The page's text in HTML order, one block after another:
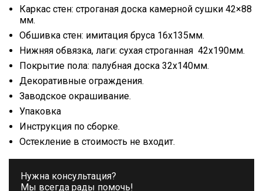
Каркас стен: строганая доска камерной сушки 42×88
мм.
Обшивка стен: имитация бруса 16х135мм.
Нижняя обвязка, лаги: сухая строганная 42х190мм.
Покрытие пола: палубная доска 32х140мм.
Декоративные ограждения.
Заводское окрашивание.
Упаковка
Инструкция по сборке.
Остекление в стоимость не входит.
Нужна консультация?
Мы всегда рады помочь!